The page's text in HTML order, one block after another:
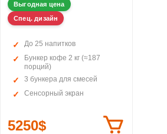
Выгодная цена
Спец. дизайн
До 25 напитков
Бункер кофе 2 кг (≈187
порций)
3 бункера для смесей
Сенсорный экран
5250$